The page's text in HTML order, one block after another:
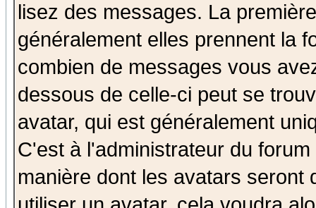
lisez des messages. La
généralement elles prennent la
combien de messages vous
dessous de celle-ci peut se
avatar, qui est généralement
C'est à l'administrateur du
manière dont les avatars seront